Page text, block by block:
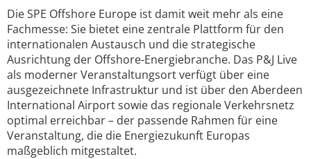
Die SPE Offshore Europe ist damit weit mehr als eine
Fachmesse: Sie bietet eine zentrale Plattform für den
internationalen Austausch und die strategische
Ausrichtung der Offshore-Energiebranche. Das P&J Live
als moderner Veranstaltungsort verfügt über eine
ausgezeichnete Infrastruktur und ist über den Aberdeen
International Airport sowie das regionale Verkehrsnetz
optimal erreichbar – der passende Rahmen für eine
Veranstaltung, die die Energiezukunft Europas
maßgeblich mitgestaltet.